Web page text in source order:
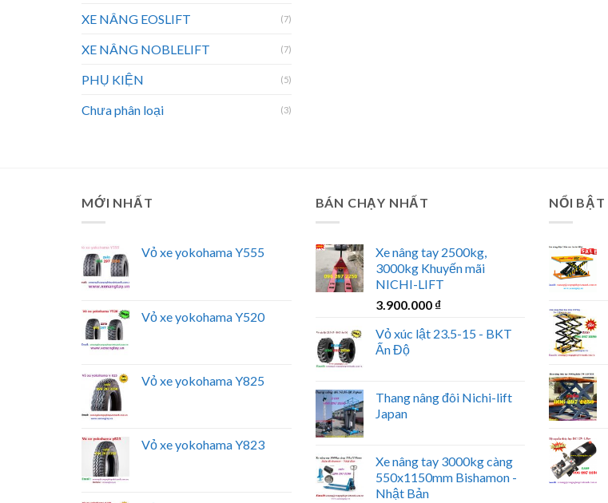
XE NÂNG EOSLIFT (7)
XE NÂNG NOBLELIFT (7)
PHỤ KIỆN (5)
Chưa phân loại (3)
MỚI NHẤT
Vỏ xe yokohama Y555
Vỏ xe yokohama Y520
Vỏ xe yokohama Y825
Vỏ xe yokohama Y823
BÁN CHẠY NHẤT
Xe nâng tay 2500kg,
3000kg Khuyến mãi
NICHI-LIFT
3.900.000 ₫
Vỏ xúc lật 23.5-15 - BKT
Ấn Độ
Thang nâng đôi Nichi-lift
Japan
Xe nâng tay 3000kg càng
550x1150mm Bishamon -
Nhật Bản
NỔI BẬT